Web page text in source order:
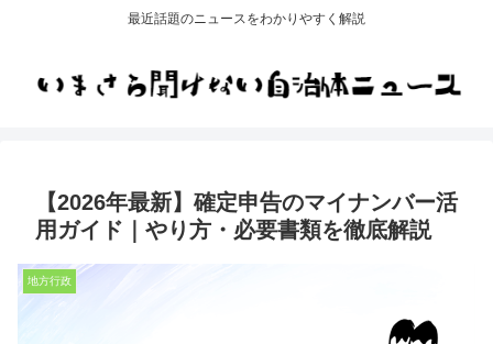
最近話題のニュースをわかりやすく解説
【2026年最新】確定申告のマイナンバー活
用ガイド｜やり方・必要書類を徹底解説
地方行政